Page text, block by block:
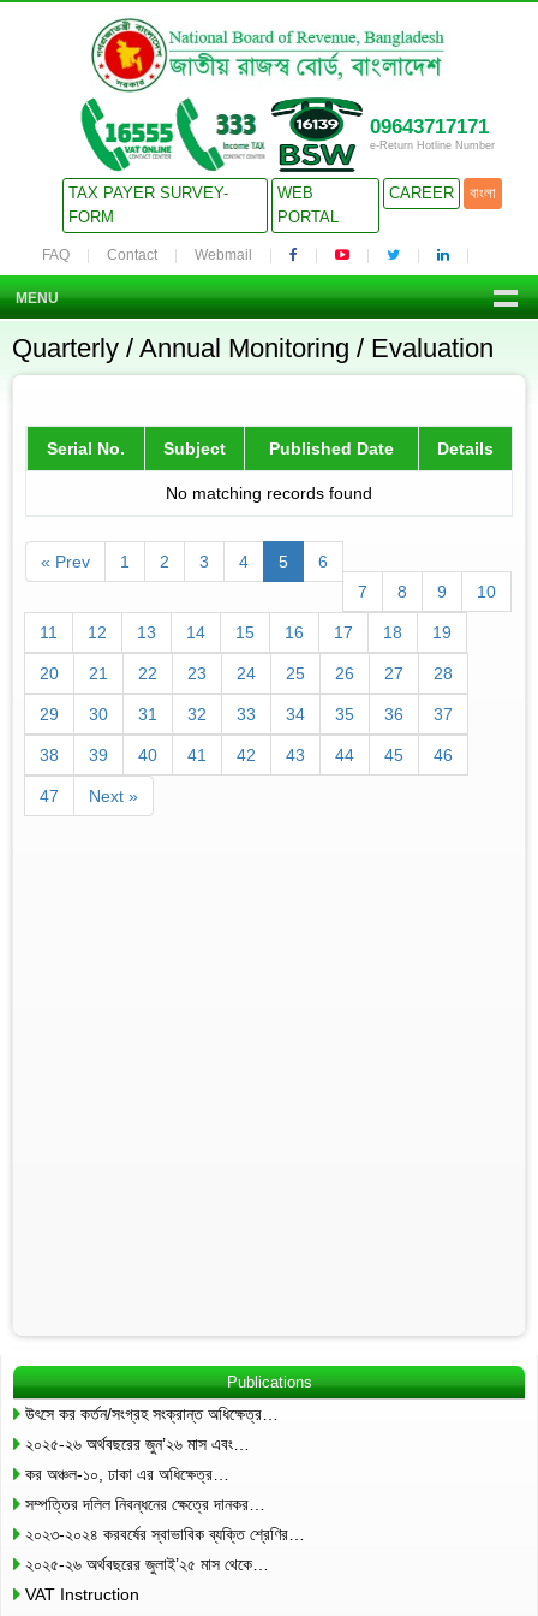
09643717171
e-Return Hotline Number
TAX PAYER SURVEY-
FORM
WEB
PORTAL
CAREER বাংলা
FAQ Contact Webmail
MENU
Quarterly / Annual Monitoring / Evaluation
Serial No. Subject Published Date Details
No matching records found
« Prev 1 2 3 4 5
6
7
8 9 10
11 12 13 14 15 16 17 18 19
20 21 22 23 24 25 26 27 28
29 30 31 32 33 34 35 36 37
38 39 40 41 42 43 44 45 46
47 Next »
Publications
উৎসে কর কর্তন/সংগ্রহ সংক্রান্ত অধিক্ষেত্র…
২০২৫-২৬ অর্থবছরের জুন’২৬ মাস এবং…
কর অঞ্চল-১০, ঢাকা এর অধিক্ষেত্র…
সম্পত্তির দলিল নিবন্ধনের ক্ষেত্রে দানকর…
২০২৩-২০২৪ করবর্ষের স্বাভাবিক ব্যক্তি শ্রেণির…
২০২৫-২৬ অর্থবছরের জুলাই’২৫ মাস থেকে…
VAT Instruction